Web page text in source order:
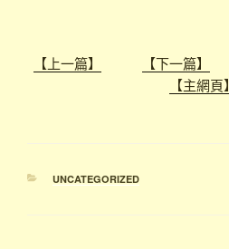
【上一篇】 【下一篇】
【主網頁】
分
UNCATEGORIZED